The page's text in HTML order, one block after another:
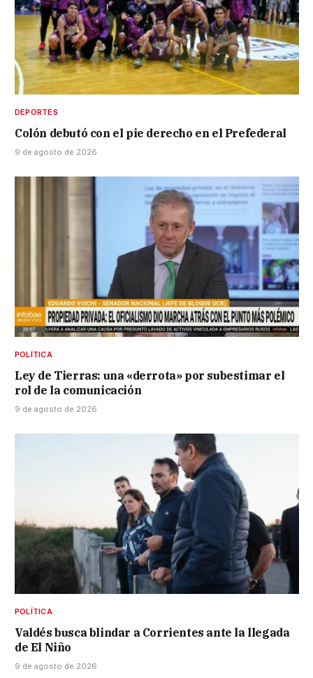
DEPORTES
Colón debutó con el pie derecho en el Prefederal
9 de agosto de 2026
POLÍTICA
Ley de Tierras: una «derrota» por subestimar el
rol de la comunicación
9 de agosto de 2026
POLÍTICA
Valdés busca blindar a Corrientes ante la llegada
de El Niño
9 de agosto de 2026